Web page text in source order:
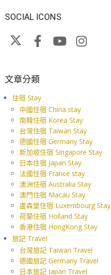
SOCIAL ICONS
文章分類
住宿 Stay
中國住宿 China stay
南韓住宿 Korea Stay
台灣住宿 Taiwan Stay
德國住宿 Germany Stay
新加坡住宿 Singapore Stay
日本住宿 Japan Stay
法國住宿 France stay
澳洲住宿 Australia Stay
澳門住宿 Macau Stay
盧森堡住宿 Luxembourg Stay
荷蘭住宿 Holland Stay
香港住宿 HongKong Stay
旅記 Travel
台灣旅記 Taiwan Travel
德國旅記 Germany Travel
日本旅記 Japan Travel